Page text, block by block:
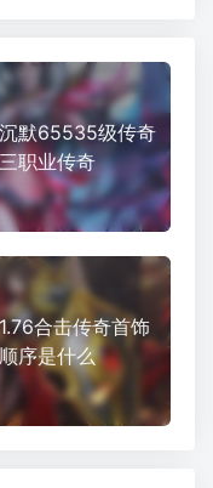
默65535级传奇
职业传奇
合击传奇首饰
序是什么